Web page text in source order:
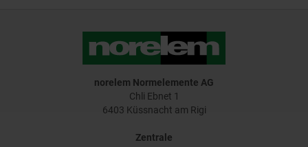
norelem Normelemente AG
Chli Ebnet 1
6403 Küssnacht am Rigi
Zentrale